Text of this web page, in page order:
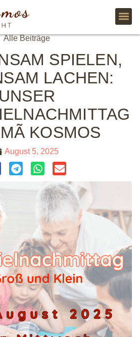
Alle Beiträge
SPIELEN,
LACHEN:
UNSER
KOSMOS
August 5, 2025